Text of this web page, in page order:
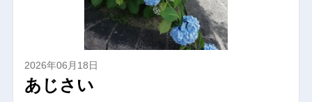
2026年06月18日
あじさい